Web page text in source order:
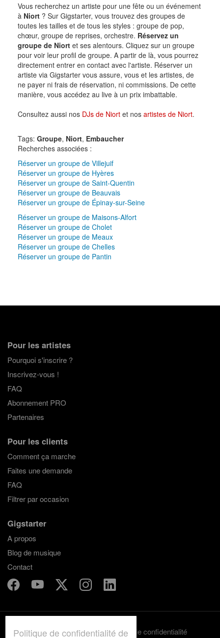
Vous recherchez un artiste pour une fête ou un événement
à Niort? Sur Gigstarter, vous trouvez des groupes de
toutes les tailles et de tous les styles : groupe de pop,
chœur, groupe de reprises, orchestre. Réservez un
groupe de Niortet ses alentours. Cliquez sur un groupe
pour voir leur profil de groupe. A partir de là, vous pourrez
directement entrer en contact avec l'artiste. Réserver un
artiste via Gigstarter vous assure, vous et les artistes, de
ne payer ni frais de réservation, ni commissions. De cette
manière, vous accédez au live à un prix imbattable.
Consultez aussi nos DJs de Niortet nos artistes de Niort.
Tags: Groupe, Niort, Embaucher
Recherches associées :
Réserver un groupe de Villejuif
Réserver un groupe de Hyères
Réserver un groupe de Saint-Quentin
Réserver un groupe de Beauvais
Réserver un groupe de Épinay-sur-Seine
Réserver un groupe de Maisons-Alfort
Réserver un groupe de Cholet
Réserver un groupe de Meaux
Réserver un groupe de Chelles
Réserver un groupe de Pantin
Pour les artistes
Pourquoi s'inscrire ?
Inscrivez-vous !
FAQ
Abonnement PRO
Partenaires
Pour les clients
Comment ça marche
Faites une demande
FAQ
Filtrer par occasion
Gigstarter
A propos
Blog de musique
Contact
Termes et conditions Politique de confidentialité
Politique de confidentialité de